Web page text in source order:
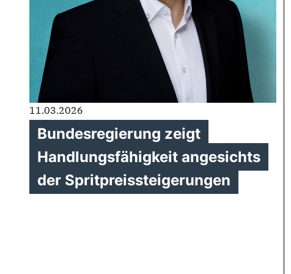
11.03.2026
Bundesregierung zeigt
Handlungsfähigkeit angesichts
der Spritpreissteigerungen